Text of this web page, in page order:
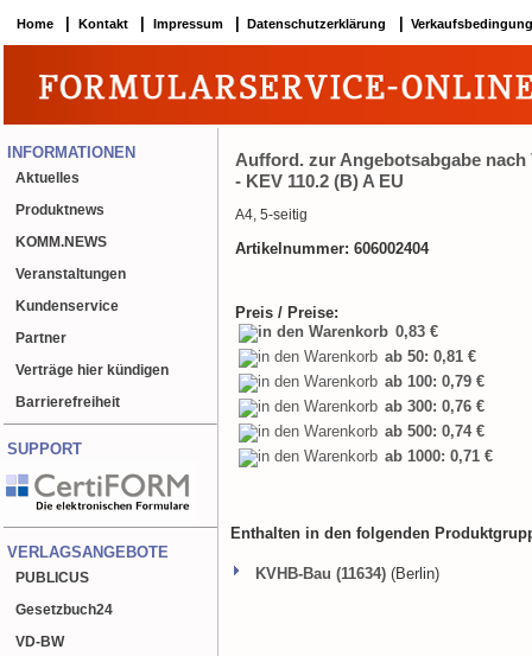
Home Kontakt Impressum Datenschutzerklärung
INFORMATIONEN
Aktuelles
Produktnews
KOMM.NEWS
Veranstaltungen
Kundenservice
Partner
Verträge hier kündigen
Barrierefreiheit
SUPPORT
VERLAGSANGEBOTE
PUBLICUS
Gesetzbuch24
VD-BW
Aufford. zur Angebotsabgabe
- KEV 110.2 (B) A EU
A4, 5-seitig
Artikelnummer: 606002404
Preis / Preise:
0,83 €
ab 50: 0,81 €
ab 100: 0,79 €
ab 300: 0,76 €
ab 500: 0,74 €
ab 1000: 0,71 €
Enthalten in den folgenden
KVHB-Bau (11634) (Berlin)